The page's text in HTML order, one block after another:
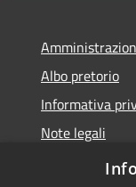
Albo pretorio
Informativa
Note legali
Dichiarazione